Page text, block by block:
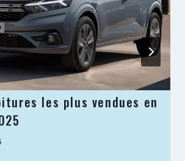
les plus vendues en